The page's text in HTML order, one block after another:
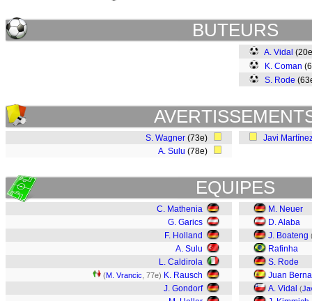
BUTEURS
A. Vidal
K. Coman
S. Rode
S. Wagner (73e)
A. Sulu (78e)
Javi
EQUIPES
C. Mathenia
G. Garics
F. Holland
A. Sulu
L. Caldirola
(M. Vrancic , 77e) K. Rausch
J. Gondorf
M. Neuer
D. Alaba
J. Boateng
Rafinha
S. Rode
Juan
A. Vidal (